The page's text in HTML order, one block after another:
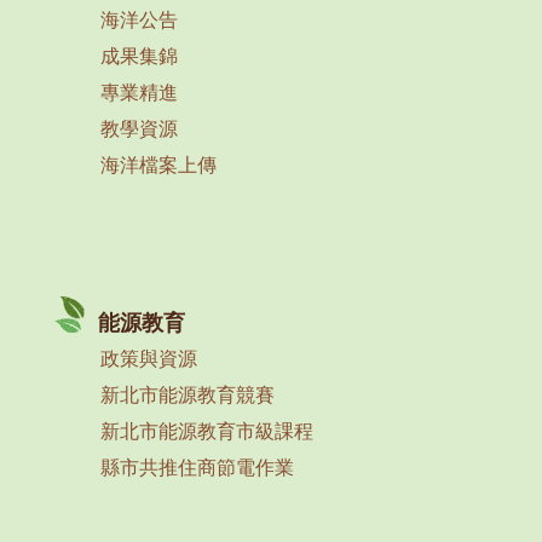
海洋公告
成果集錦
專業精進
教學資源
海洋檔案上傳
能源教育
政策與資源
新北市能源教育競賽
新北市能源教育市級課程
縣市共推住商節電作業